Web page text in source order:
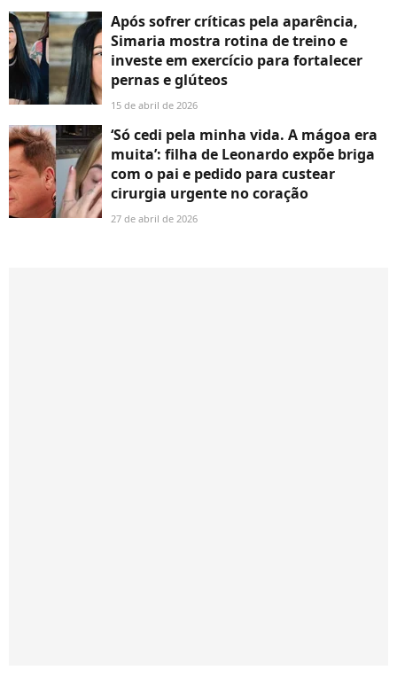
Após sofrer críticas pela aparência,
Simaria mostra rotina de treino e
investe em exercício para fortalecer
pernas e glúteos
15 de abril de 2026
‘Só cedi pela minha vida. A mágoa era
muita’: filha de Leonardo expõe briga
com o pai e pedido para custear
cirurgia urgente no coração
27 de abril de 2026